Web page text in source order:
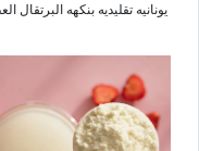
یونانیه تقلیدیه بنکهه البرتقال